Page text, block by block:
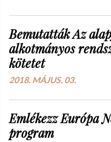
Bemutatták Az
alkotmányos
kötetet
2018. MÁJUS. 03.
Emlékezz Európa
program